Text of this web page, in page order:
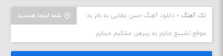
شما اینجا هستید تک آهنگ »دانلود آهنگ حسن عطایی به نام به
موقع تشییع جنازم به پیرهن مشکیم مینازم